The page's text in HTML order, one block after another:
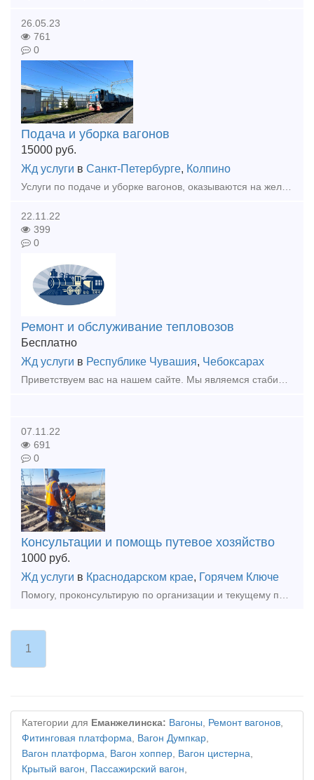
26.05.23
761
0
Подача и уборка вагонов
15000 руб.
Жд услуги в Санкт-Петербурге, Колпино
Услуги по подаче и уборке вагонов, оказываются на железнодорожных путях необщего пользования, примыкающих к станции Пустынька (032105) Ленинградская область, Тосненский район, г. Никольское. Компания
22.11.22
399
0
Ремонт и обслуживание тепловозов
Бесплатно
Жд услуги в Республике Чувашия, Чебоксарах
Приветствуем вас на нашем сайте. Мы являемся стабильной и ответственной организацией, занимающейся поставкой запасных частей, техническим обслуживанием, ремонтом тепловозов серии: ТГК-2, ТГМ-23, ТГМ-
07.11.22
691
0
Консультации и помощь путевое хозяйство
1000 руб.
Жд услуги в Краснодарском крае, Горячем Ключе
Помогу, проконсультирую по организации и текущему проведению путевых работ на сети ржд, подъездных путях организаций. Полезно будет начинающим руководителям работ, если только что заступил на должн
1
Категории для Еманжелинска: Вагоны, Ремонт вагонов,
Фитинговая платформа, Вагон Думпкар,
Вагон платформа, Вагон хоппер, Вагон цистерна,
Крытый вагон, Пассажирский вагон,